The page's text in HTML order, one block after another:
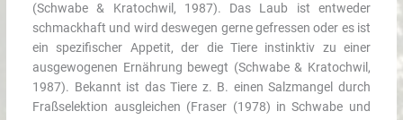
(Schwabe & Kratochwil, 1987). Das Laub ist entweder
schmackhaft und wird deswegen gerne gefressen oder es ist
ein spezifischer Appetit, der die Tiere instinktiv zu einer
ausgewogenen Ernährung bewegt (Schwabe & Kratochwil,
1987). Bekannt ist das Tiere z. B. einen Salzmangel durch
Fraßselektion ausgleichen (Fraser (1978) in Schwabe und